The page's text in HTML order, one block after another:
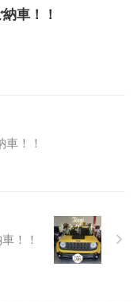
車！！
！！
！！